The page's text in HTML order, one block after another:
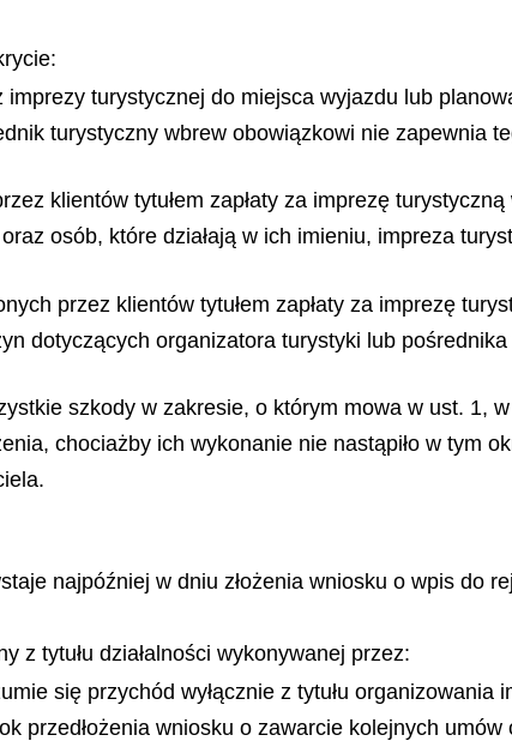
turystycznej do miejsca wyjazdu lub
turystyczny wbrew obowiązkowi nie zapewnia
klientów tytułem zapłaty za imprezę
osób, które działają w ich imieniu, impreza
przez klientów tytułem zapłaty za imprezę
dotyczących organizatora turystyki lub
szkody w zakresie, o którym mowa w ust. 1,
chociażby ich wykonanie nie nastąpiło w tym
najpóźniej w dniu złożenia wniosku o wpis do
z tytułu działalności wykonywanej przez:
się przychód wyłącznie z tytułu
przedłożenia wniosku o zawarcie kolejnych